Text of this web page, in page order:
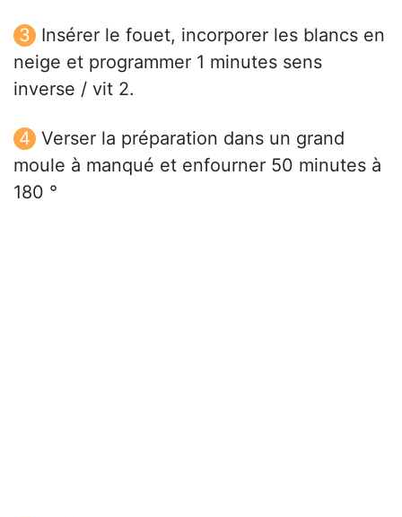
Insérer le fouet, incorporer les blancs en
neige et programmer 1 minutes sens
inverse / vit 2.
Verser la préparation dans un grand
moule à manqué et enfourner 50 minutes à
180 °